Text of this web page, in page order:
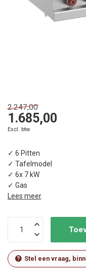
2.247,00
1.685,00
Excl. btw
✓ 6 Pitten
✓ Tafelmodel
✓ 6x 7 kW
✓ Gas
Lees meer.
Stel een vraag,